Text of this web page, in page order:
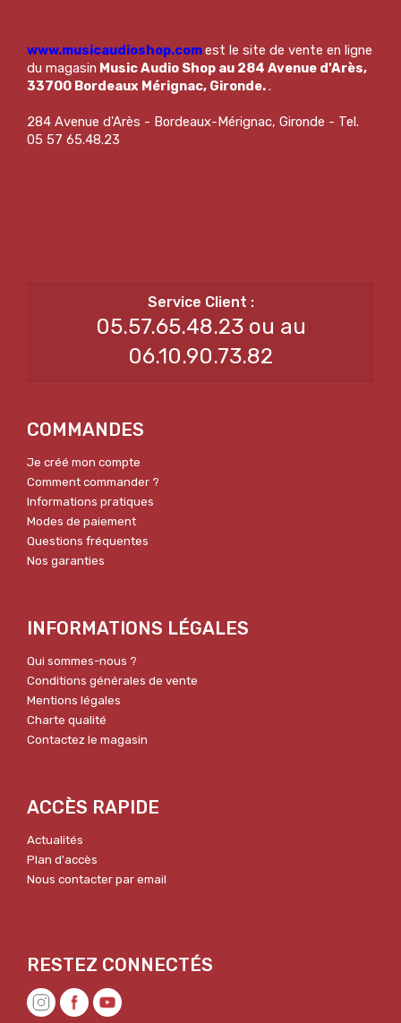
www.musicaudioshop.comest le site de vente en ligne
du magasin Music Audio Shop au 284 Avenue d'Arès,
33700 Bordeaux Mérignac, Gironde..
284 Avenue d'Arès - Bordeaux-Mérignac, Gironde - Tel.
05 57 65.48.23
05.57.65.48.23 ou au
06.10.90.73.82
COMMANDES
Je créé mon compte
Comment commander ?
Informations pratiques
Modes de paiement
Questions fréquentes
Nos garanties
INFORMATIONS LÉGALES
Qui sommes-nous ?
Conditions générales de vente
Mentions légales
Charte qualité
Contactez le magasin
ACCÈS RAPIDE
Actualités
Plan d'accès
Nous contacter par email